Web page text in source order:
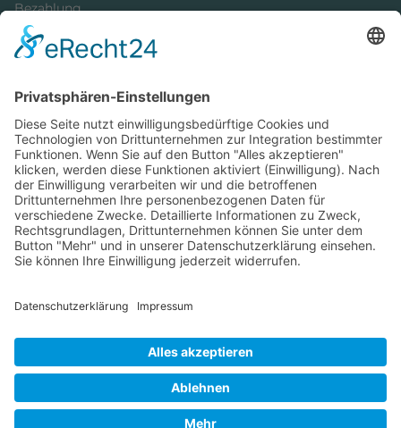
Bezahlung
Newsletter
Versandinformationen
Verfügbarkeit/Verträglichkeit
Rechtliches
Widerrufsrecht und Widerrufsformular
Impressum
Datenschutzerklärung
Cookie-Einstellungen
AGB
Streitbeilegungsstelle
Vertrag widerrufen